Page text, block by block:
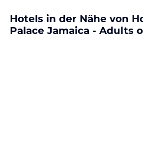
Hotels in der Nähe von
Palace Jamaica - Adults